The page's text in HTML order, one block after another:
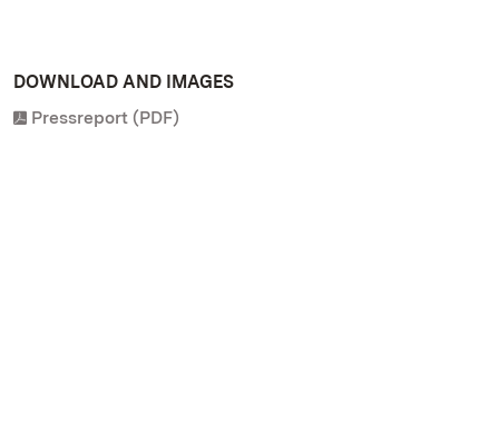
DOWNLOAD AND IMAGES
Pressreport (PDF)